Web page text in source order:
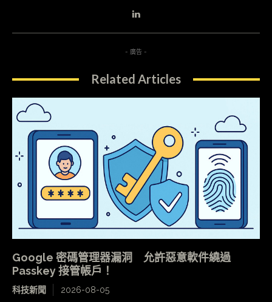
- 廣告 -
Related Articles
Google 密碼管理器漏洞 允許惡意軟件繞過
Passkey 接管帳戶！
科技新聞 2026-08-05